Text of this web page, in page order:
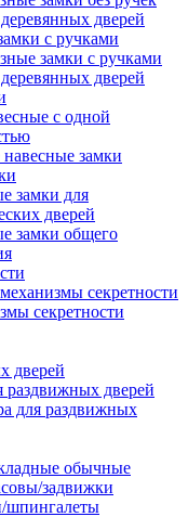
дверей
с ручками
замки с ручками
дверей
с одной
замки
замки для
дверей
замки общего
секретности
секретности
дверей
раздвижных дверей
для раздвижных
обычные
задвижки
шпингалеты